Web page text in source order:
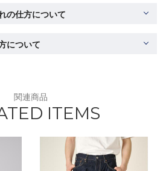
の仕方について
について
関連商品
ITEMS